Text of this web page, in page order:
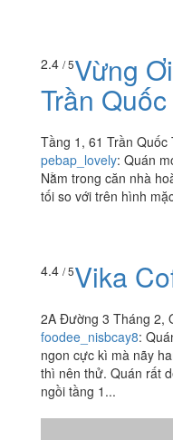
2.4 / 5Vừng
Trần
Tầng 1, 61 Trần Quốc
pebap_lovely: Quán
Nằm trong căn nhà
tối so với trên hình
4.4 / 5Vika
2A Đường 3 Tháng 2,
foodee_nisbcay8:
ngon cực kì mà nãy
thì nên thử. Quán rất
ngồi tầng 1...